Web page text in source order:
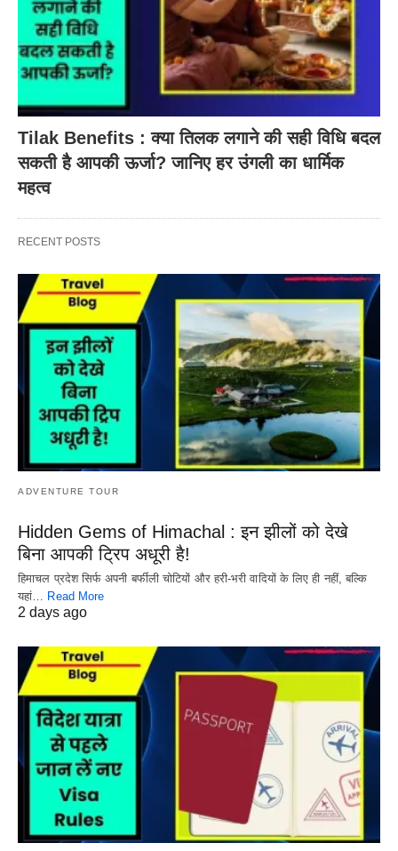
Tilak Benefits : क्या तिलक लगाने की सही विधि बदल
सकती है आपकी ऊर्जा? जानिए हर उंगली का धार्मिक
महत्व
RECENT POSTS
ADVENTURE TOUR
Hidden Gems of Himachal : इन झीलों को देखे
बिना आपकी ट्रिप अधूरी है!
हिमाचल प्रदेश सिर्फ अपनी बर्फीली चोटियों और हरी-भरी वादियों के लिए ही नहीं, बल्कि
यहां… Read More
2 days ago